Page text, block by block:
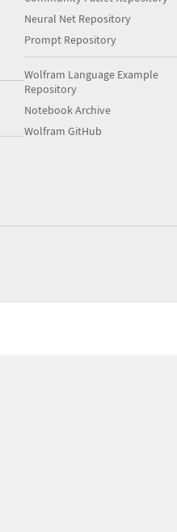
Neural Net Repository
Prompt Repository
Wolfram Language Example
Repository
Notebook Archive
Wolfram GitHub